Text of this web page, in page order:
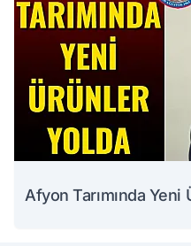
Afyon Tarımında Yeni